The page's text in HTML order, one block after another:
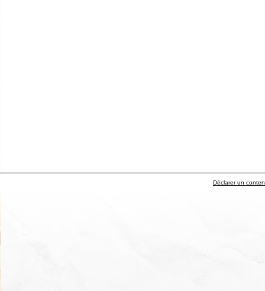
Déclarer un